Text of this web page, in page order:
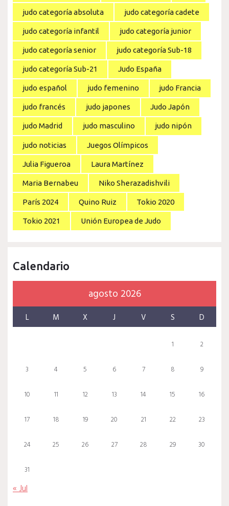
judo categoría absoluta judo categoría cadete
judo categoría infantil judo categoría junior
judo categoría senior judo categoría Sub-18
judo categoría Sub-21 Judo España
judo español judo femenino judo Francia
judo francés judo japones Judo Japón
judo Madrid judo masculino judo nipón
judo noticias Juegos Olímpicos
Julia Figueroa Laura Martínez
Maria Bernabeu Niko Sherazadishvili
París 2024 Quino Ruiz Tokio 2020
Tokio 2021 Unión Europea de Judo
Calendario
agosto 2026
L M X J V S D
1 2
3 4 5 6 7 8 9
10 11 12 13 14 15 16
17 18 19 20 21 22 23
24 25 26 27 28 29 30
31
« Jul